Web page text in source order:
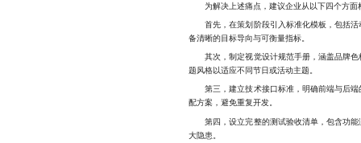
为解决上述痛点，建议企业从以下四个方面
首先，在策划阶段引入标准化模板，包括活
备清晰的目标导向与可衡量指标。
其次，制定视觉设计规范手册，涵盖品牌色
题风格以适应不同节日或活动主题。
第三，建立技术接口标准，明确前端与后端
配方案，避免重复开发。
第四，设立完整的测试验收清单，包含功能
大隐患。